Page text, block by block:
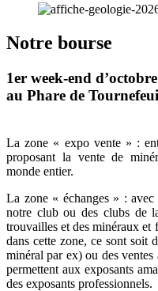
Notre bourse
1er week-end d’octobre
au Phare de
La zone « expo vente » :
proposant la vente de
monde entier.
La zone « échanges » : avec
notre club ou des clubs de
trouvailles et des minéraux et
dans cette zone, ce sont soit
minéral par ex) ou des
permettent aux exposants
des exposants professionnels.